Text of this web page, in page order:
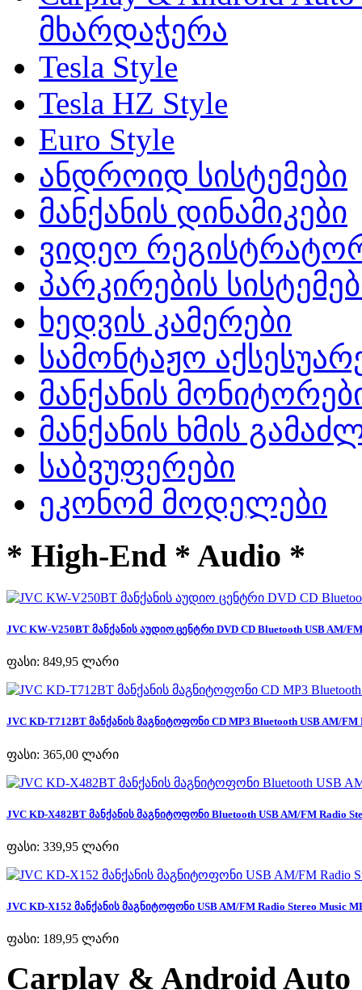
მხარდაჭერა
Tesla Style
Tesla HZ Style
Euro Style
ანდროიდ სისტემები
მანქანის დინამიკები
ვიდეო
პარკირების
ხედვის კამერები
სამონტაჟო
მანქანის
მანქანის ხმის
საბვუფერები
ეკონომ მოდელები
* High-End * Audio *
JVC KW-V250BT მანქანის აუდიო ცენტრი DVD CD Bluetooth USB AM/
ფასი: 849,95 ლარი
JVC KD-T712BT მანქანის მაგნიტოფონი CD MP3 Bluetooth USB AM/FM
ფასი: 365,00 ლარი
JVC KD-X482BT მანქანის მაგნიტოფონი Bluetooth USB AM/FM Radio
ფასი: 339,95 ლარი
JVC KD-X152 მანქანის მაგნიტოფონი USB AM/FM Radio Stereo Music
ფასი: 189,95 ლარი
Carplay & Android Auto